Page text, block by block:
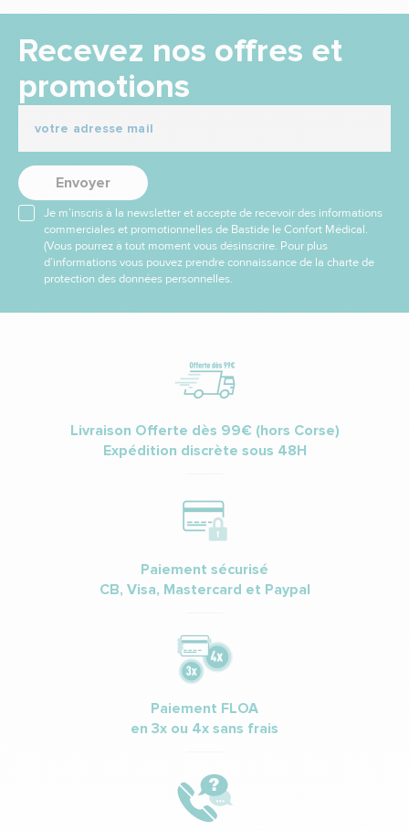
Recevez nos offres et
promotions
Envoyer
Je m’inscris à la newsletter et accepte de recevoir des informations
commerciales et promotionnelles de Bastide le Confort Médical.
(Vous pourrez à tout moment vous désinscrire. Pour plus
d’informations vous pouvez prendre connaissance de la charte de
protection des données personnelles.
Livraison Offerte dès 99€ (hors Corse)
Expédition discrète sous 48H
Paiement sécurisé
CB, Visa, Mastercard et Paypal
Paiement FLOA
en 3x ou 4x sans frais